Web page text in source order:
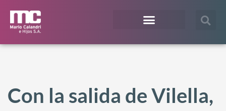
Con la salida de Vilella,